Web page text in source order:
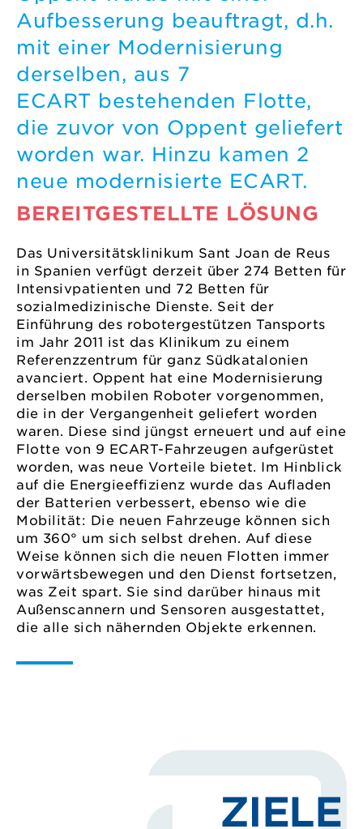
Aufbesserung beauftragt, d.h.
mit einer Modernisierung
derselben, aus 7
ECART bestehenden Flotte,
die zuvor von Oppent geliefert
worden war. Hinzu kamen 2
neue modernisierte ECART.
BEREITGESTELLTE LÖSUNG
Das Universitätsklinikum Sant Joan de Reus
in Spanien verfügt derzeit über 274 Betten für
Intensivpatienten und 72 Betten für
sozialmedizinische Dienste. Seit der
Einführung des robotergestützen Tansports
im Jahr 2011 ist das Klinikum zu einem
Referenzzentrum für ganz Südkatalonien
avanciert. Oppent hat eine Modernisierung
derselben mobilen Roboter vorgenommen,
die in der Vergangenheit geliefert worden
waren. Diese sind jüngst erneuert und auf eine
Flotte von 9 ECART-Fahrzeugen aufgerüstet
worden, was neue Vorteile bietet. Im Hinblick
auf die Energieeffizienz wurde das Aufladen
der Batterien verbessert, ebenso wie die
Mobilität: Die neuen Fahrzeuge können sich
um 360° um sich selbst drehen. Auf diese
Weise können sich die neuen Flotten immer
vorwärtsbewegen und den Dienst fortsetzen,
was Zeit spart. Sie sind darüber hinaus mit
Außenscannern und Sensoren ausgestattet,
die alle sich nähernden Objekte erkennen.
ZIELE